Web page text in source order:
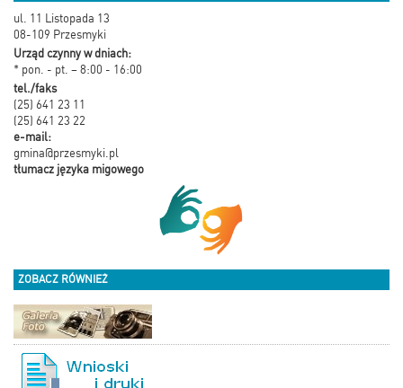
ul. 11 Listopada 13
08-109 Przesmyki
Urząd czynny w dniach:
* pon. - pt. – 8:00 - 16:00
tel./faks
(25) 641 23 11
(25) 641 23 22
e-mail:
gmina@przesmyki.pl
tłumacz języka migowego
ZOBACZ RÓWNIEŻ